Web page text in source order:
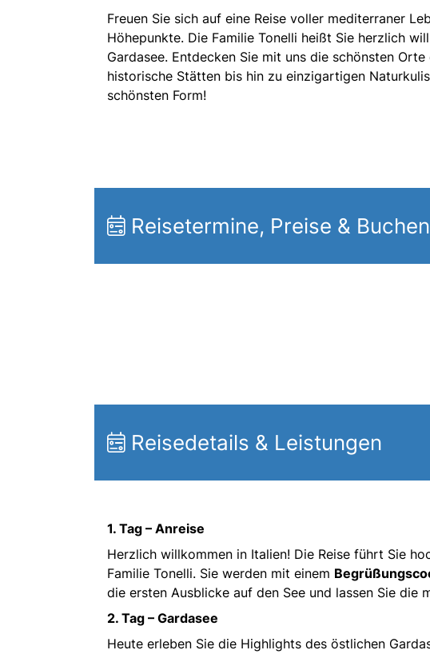
Freuen Sie sich auf eine Reise voller mediterraner
Höhepunkte. Die Familie Tonelli heißt Sie herzlich
Gardasee. Entdecken Sie mit uns die schönsten
historische Stätten bis hin zu einzigartigen
schönsten Form!
Reisetermine, Preise & Buchen
Reisedetails & Leistungen
1. Tag – Anreise
Herzlich willkommen in Italien! Die Reise führt Sie
Familie Tonelli. Sie werden mit einem
die ersten Ausblicke auf den See und lassen Sie die
2. Tag – Gardasee
Heute erleben Sie die Highlights des östlichen